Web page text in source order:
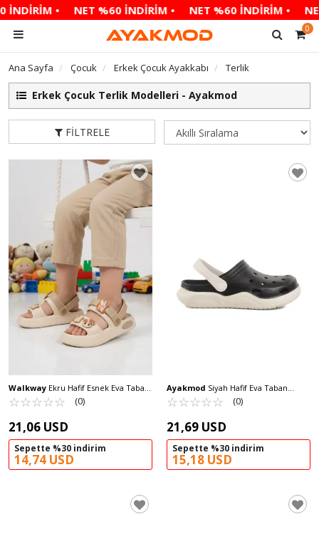
• NET %60 İNDİRİM • NET %60 İNDİRİM • NET
0
Ana Sayfa Çocuk Erkek Çocuk Ayakkabı Terlik
Erkek Çocuk Terlik Modelleri - Ayakmod
FILTRELE
Walkway Ekru Hafif Esnek Eva Taban
Unisex Çocuk Terlik 4505 F-P
☆☆☆☆☆
★★★★★ (0)
21,06 USD
Sepette %30 indirim
14,74 USD
Ayakmod Siyah Hafif Eva Taban
Unisex Sabo Terlik Stella Z
☆☆☆☆☆
★★★★★ (0)
21,69 USD
Sepette %30 indirim
15,18 USD